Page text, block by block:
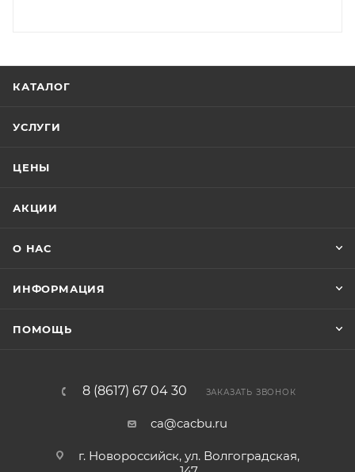
КАТАЛОГ
УСЛУГИ
ЦЕНЫ
АКЦИИ
О НАС
ИНФОРМАЦИЯ
ПОМОЩЬ
8 (8617) 67 04 30 ЗАКАЗАТЬ ЗВОНОК
ca@cacbu.ru
г. Новороссийск, ул. Волгоградская,